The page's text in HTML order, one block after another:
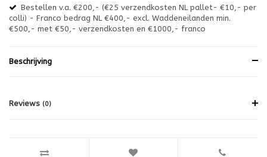
Bestellen v.a. €200,- (€25 verzendkosten NL pallet- €10,- per
colli) - Franco bedrag NL €400,- excl. Waddeneilanden min.
€500,- met €50,- verzendkosten en €1000,- franco
Beschrijving
Reviews (0)